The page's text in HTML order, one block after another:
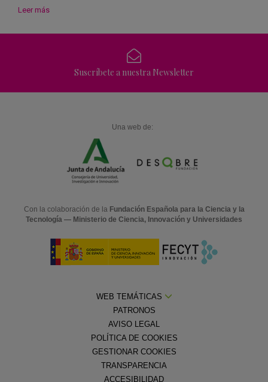
Leer más
Suscríbete a nuestra Newsletter
Una web de:
Con la colaboración de la Fundación Española para la Ciencia y la
Tecnología — Ministerio de Ciencia, Innovación y Universidades
WEB TEMÁTICAS
PATRONOS
AVISO LEGAL
POLÍTICA DE COOKIES
GESTIONAR COOKIES
TRANSPARENCIA
ACCESIBILIDAD